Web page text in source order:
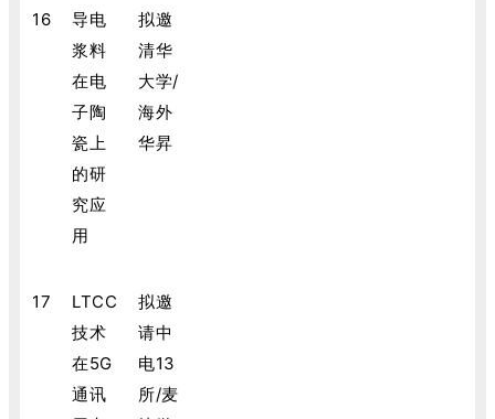
16
导电
浆料
在电
子陶
瓷上
的研
究应
用
拟邀
清华
大学/
海外
华昇
17
LTCC
技术
在5G
通讯
拟邀
请中
电13
所/麦